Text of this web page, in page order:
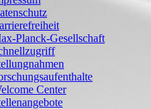
Planck-Gesellschaft
Center